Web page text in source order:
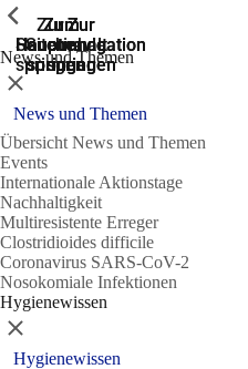
Zur
Suche
springen
Zur
Hauptnavigation
springen
Zur
Hauptnavigation
springen
Zum
Hauptinhalt
springen
Zum
Seitenende
springen
News und Themen
Zeige vorherige
Schließen
News und Themen
Übersicht News und Themen
Events
Internationale Aktionstage
Nachhaltigkeit
Multiresistente Erreger
Clostridioides difficile
Coronavirus SARS-CoV-2
Nosokomiale Infektionen
Hygienewissen
Zeige vorherige
Schließen
Hygienewissen
Zeige vorherige